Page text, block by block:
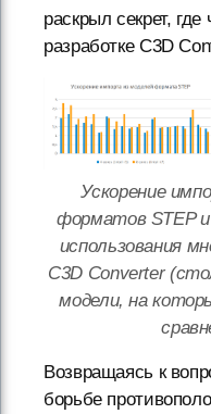
раскрыл секрет,
разработке C3D
Ускорение
форматов STEP
использования
C3D Converter
модели, на
Возвращаясь к
борьбе